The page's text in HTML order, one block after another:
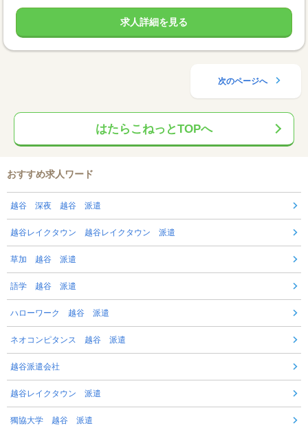
求人詳細を見る
次のページへ
はたらこねっとTOPへ
おすすめ求人ワード
越谷 深夜 越谷 派遣
越谷レイクタウン 越谷レイクタウン 派遣
草加 越谷 派遣
語学 越谷 派遣
ハローワーク 越谷 派遣
ネオコンピタンス 越谷 派遣
越谷派遣会社
越谷レイクタウン 派遣
獨協大学 越谷 派遣